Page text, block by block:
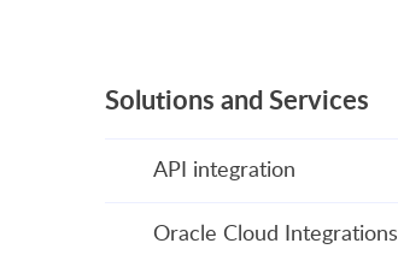
Solutions and Services
API integration
Oracle Cloud Integrations